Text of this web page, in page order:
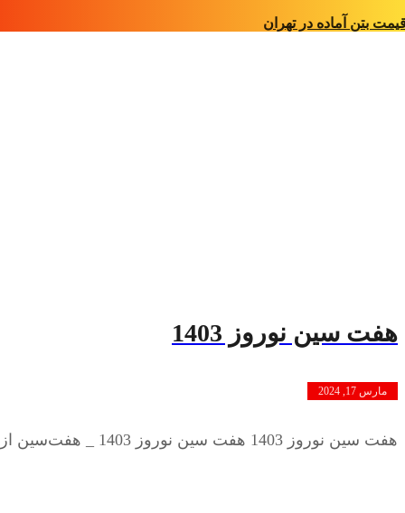
بتن آماده در تهران
هفت سین نوروز 1403
مارس 17, 2024
هفت سین نوروز 1403 هفت سین نوروز 1403 _ هفت‌سین از مشهورترین مراسم نوروز است. که روی زمین یا میز گذاشته می‌شود. ...